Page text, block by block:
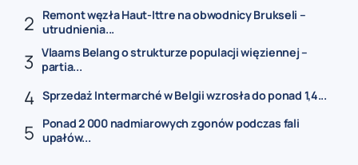
Remont węzła Haut-Ittre na obwodnicy Brukseli –
utrudnienia...
Vlaams Belang o strukturze populacji więziennej –
partia...
Sprzedaż Intermarché w Belgii wzrosła do ponad 1,4...
Ponad 2 000 nadmiarowych zgonów podczas fali
upałów...